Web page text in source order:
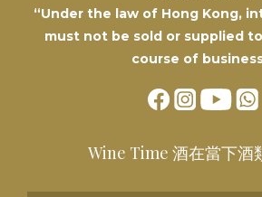
“Under the law of Hong Kong,
must not be sold or supplied
course of
Wine Time 酒在當下酒